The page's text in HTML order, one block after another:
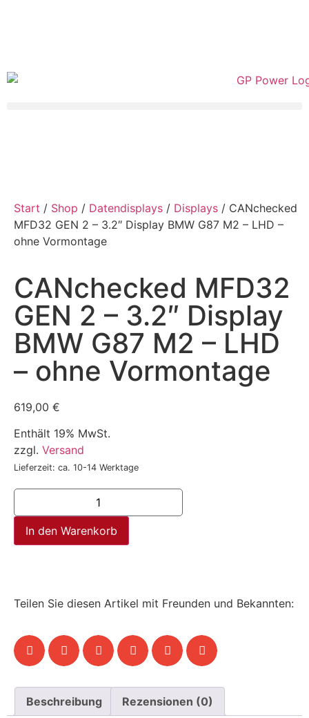
Start / Shop / Datendisplays / Displays / CANchecked
MFD32 GEN 2 – 3.2″ Display BMW G87 M2 – LHD –
ohne Vormontage
CANchecked MFD32
GEN 2 – 3.2″ Display
BMW G87 M2 – LHD
– ohne Vormontage
619,00 €
Enthält 19% MwSt.
zzgl. Versand
Lieferzeit: ca. 10-14 Werktage
In den Warenkorb
Teilen Sie diesen Artikel mit Freunden und Bekannten:
Beschreibung Rezensionen (0)